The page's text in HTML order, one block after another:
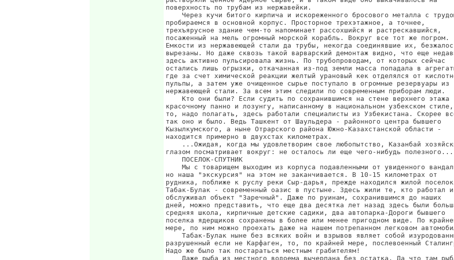
поверхность по трубам из нержавейки.
Через кучи битого кирпича и искореженного бросового металла с
пробираемся в основной корпус. Просторное трехэтажное, а точнее,
трехъярусное здание чем-то напоминает рассохшийся и растрескавшийся,
посаженный на мель огромный морской корабль. Вокруг все тот же погром.
Емкости из нержавеющей стали да трубы, некогда соединявшие их,
вырезаны. Но даже сквозь такой варварский демонтаж видно, что еще
здесь активно пульсировала жизнь. По трубопроводам, от которых сейчас
остались лишь огрызки, откачанная из-под земли масса попадала в
где за счет химической реакции желтый урановый кек отделялся от
пульпы, а затем уже очищенное сырье поступало в огромные резервуары из
нержавеющей стали. За всем этим следили по современным приборам люди.
    Кто они были? Если судить по сохранившимся на стене верхнего этажа
красочному панно и лозунгу, написанному в национальном узбекском стиле,
то, надо полагать, здесь работали специалисты из Узбекистана. Скорее
так оно и было. Ведь Ташкент от Шаульдера - районного центра бывшего
Кызылкумского, а ныне Отрарского района Южно-Казахстанской области -
находится примерно в двухстах километрах.
...Ожидая, когда мы удовлетворим свое любопытство, Казанбай
глазом посматривает вокруг: не осталось ли еще чего-нибудь полезного...
    ПОСЕЛОК-СПУТНИК
Мы с товарищем выходим из корпуса подавленными от увиденного
но наша "экскурсия" на этом не заканчивается. В 10-15 километрах от
рудника, поближе к руслу реки Сыр-дарья, прежде находился жилой поселок
Табак-Булак - современный оазис в пустыне. Здесь жили те, кто работал и
обслуживал объект "Заречный". Даже по руинам, сохранившимся до наших
дней, можно представить, что еще два десятка лет назад здесь были
средняя школа, кирпичные детские садики, два автопарка-Дороги бывшего
поселка ядерщиков сохранены в более или менее пригодном виде. По
мере, по ним можно проехать даже на нашем потрепанном легковом
Табак-Булак ныне без всяких войн и взрывов являет собой
разрушенный если не Карфаген, то, по крайней мере, послевоенный
Надо же было так постараться местным грабителям!
Даже рыба из местного водоема вычерпана без остатка. Да что там